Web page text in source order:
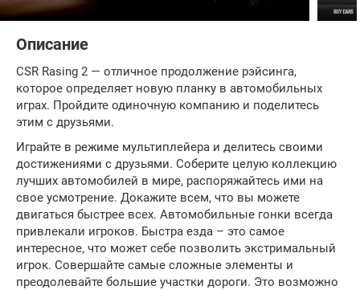
Описание
CSR Rasing 2 — отличное продолжение рэйсинга,
которое определяет новую планку в автомобильных
играх. Пройдите одиночную компанию и поделитесь
этим с друзьями.
Играйте в режиме мультиплейера и делитесь своими
достижениями с друзьями. Соберите целую коллекцию
лучших автомобилей в мире, распоряжайтесь ими на
свое усмотрение. Докажите всем, что вы можете
двигаться быстрее всех. Автомобильные гонки всегда
привлекали игроков. Быстра езда – это самое
интересное, что может себе позволить экстримальный
игрок. Совершайте самые сложные элементы и
преодолевайте большие участки дороги. Это возможно